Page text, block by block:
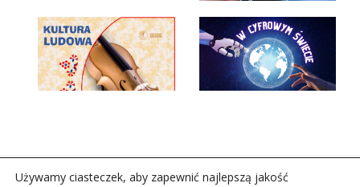
Używamy ciasteczek, aby zapewnić najlepszą jakość